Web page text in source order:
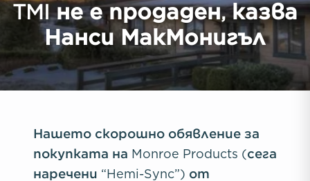
TMI не е продаден, казва
Нанси МакМонигъл
Нашето скорошно обявление за
покупката на Monroe Products (сега
наречени “Hemi-Sync”) от